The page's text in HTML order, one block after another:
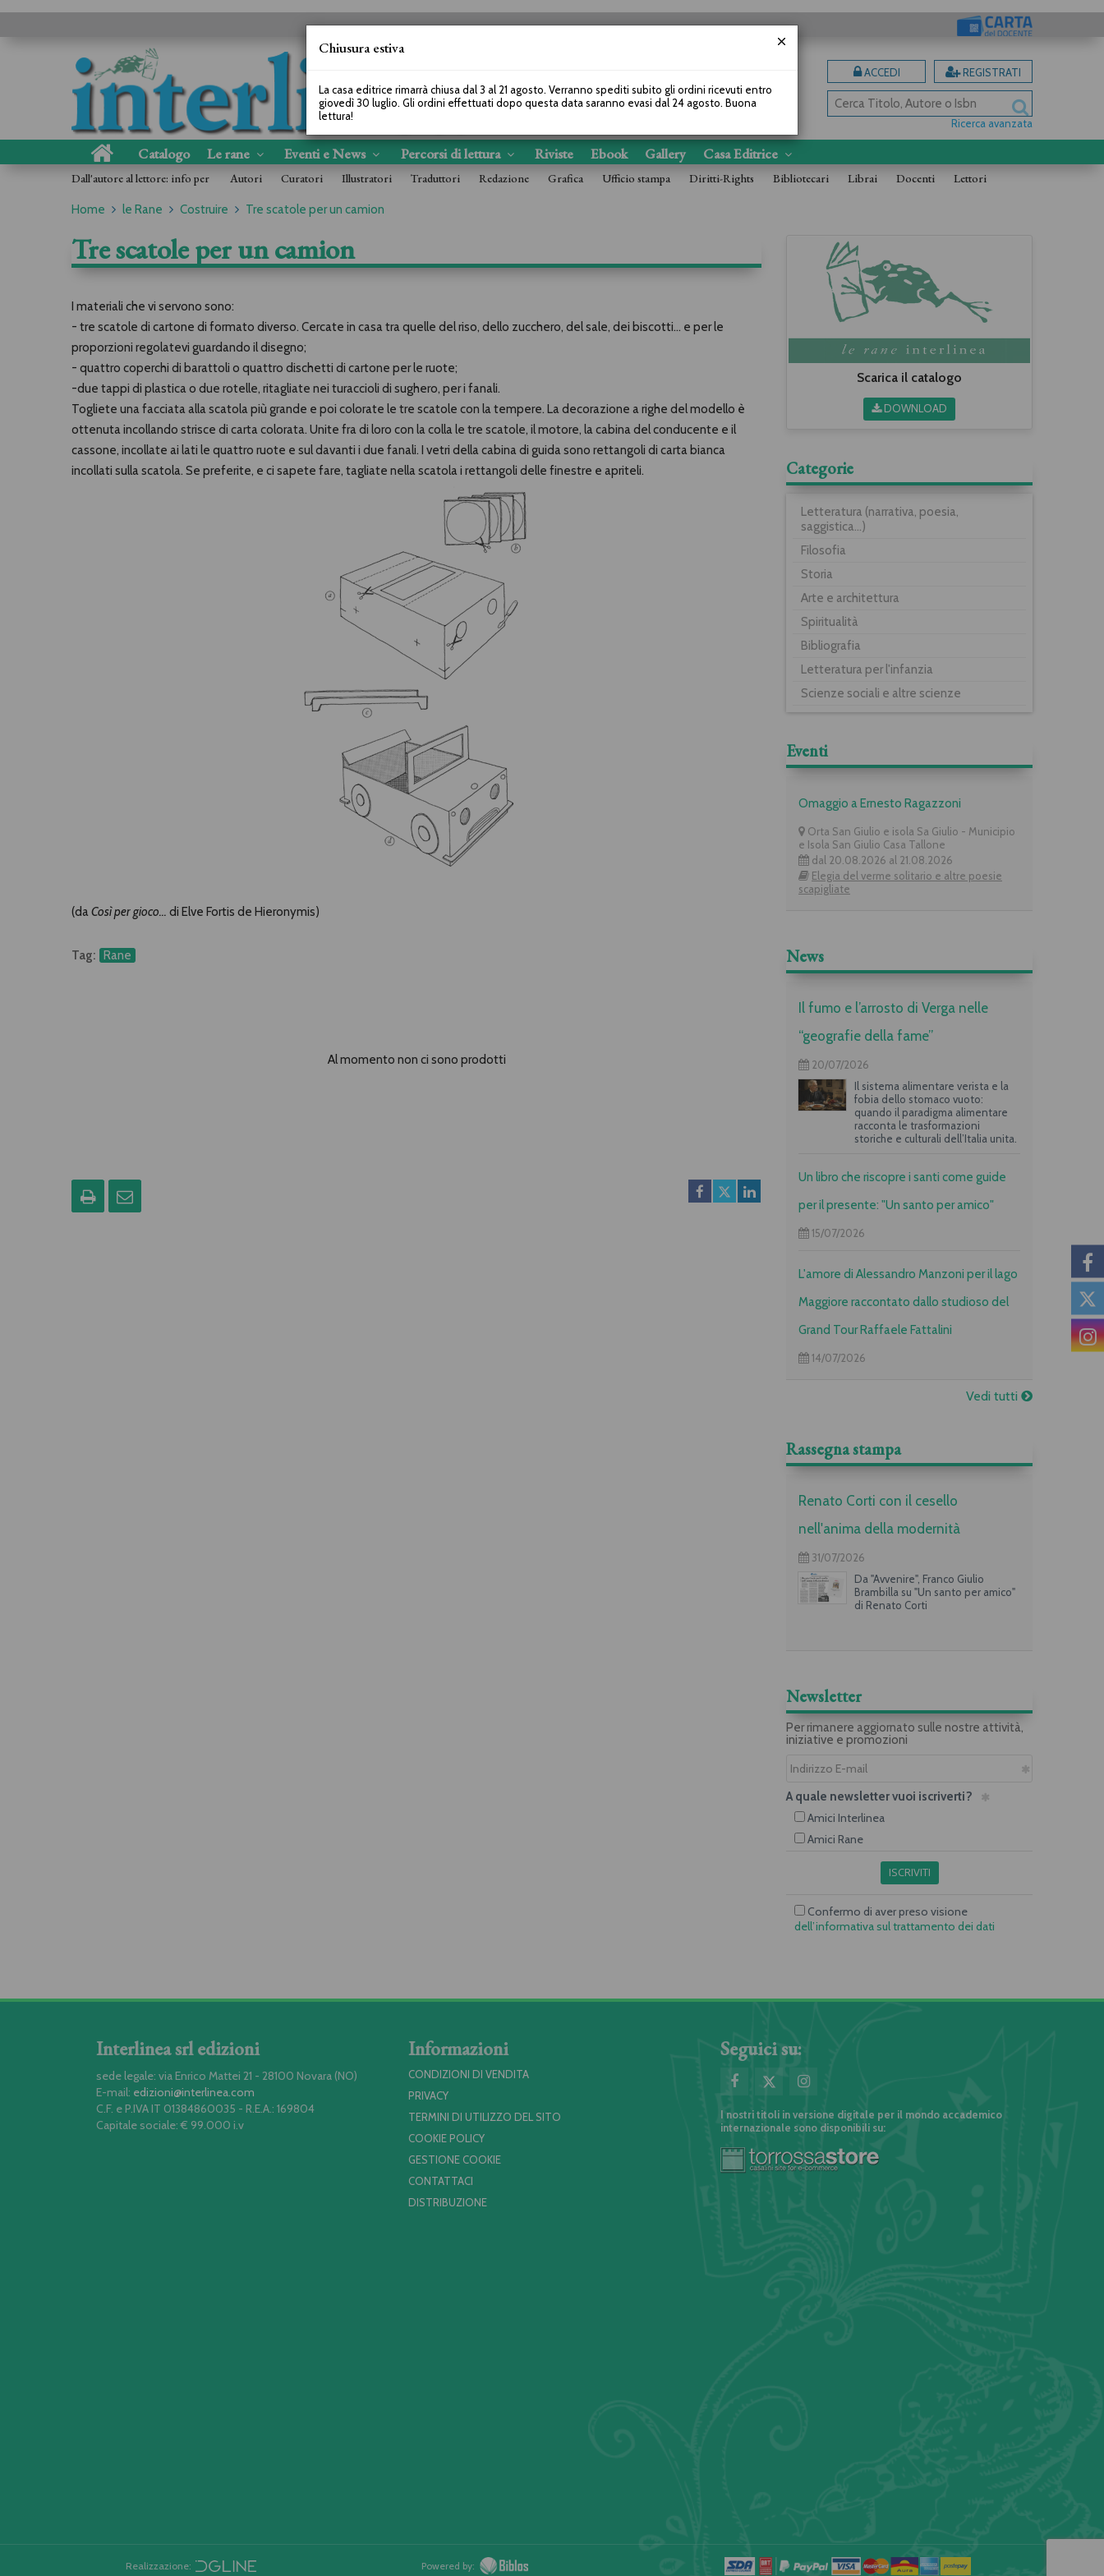
ACCEDI REGISTRATI
Ricerca avanzata
Catalogo Le rane Eventi e News Percorsi di lettura Riviste Ebook Gallery Casa Editrice
Dall'autore al lettore: info per Autori Curatori Illustratori Traduttori Redazione Grafica Ufficio stampa Diritti-Rights Bibliotecari Librai Docenti Lettori
Home le Rane Costruire Tre scatole per un camion
Tre scatole per un camion
I materiali che vi servono sono:
- tre scatole di cartone di formato diverso. Cercate in casa tra quelle del riso, dello zucchero, del sale, dei biscotti... e per le
proporzioni regolatevi guardando il disegno;
- quattro coperchi di barattoli o quattro dischetti di cartone per le ruote;
-due tappi di plastica o due rotelle, ritagliate nei turaccioli di sughero, per i fanali.
Togliete una facciata alla scatola più grande e poi colorate le tre scatole con la tempere. La decorazione a righe del modello è
ottenuta incollando strisce di carta colorata. Unite fra di loro con la colla le tre scatole, il motore, la cabina del conducente e il
cassone, incollate ai lati le quattro ruote e sul davanti i due fanali. I vetri della cabina di guida sono rettangoli di carta bianca
incollati sulla scatola. Se preferite, e ci sapete fare, tagliate nella scatola i rettangoli delle finestre e apriteli.
(daCosì per gioco... di Elve Fortis de Hieronymis)
Tag: Rane
Al momento non ci sono prodotti
Scarica il catalogo
DOWNLOAD
Categorie
Letteratura (narrativa, poesia,
saggistica...)
Filosofia
Storia
Arte e architettura
Spiritualità
Bibliografia
Letteratura per l'infanzia
Scienze sociali e altre scienze
Eventi
Omaggio a Ernesto Ragazzoni
Orta San Giulio e isola Sa Giulio - Municipio
e Isola San Giulio Casa Tallone
dal 20.08.2026 al 21.08.2026
Elegia del verme solitario e altre poesie
scapigliate
News
Il fumo e l’arrosto di Verga nelle
“geografie della fame”
20/07/2026
Il sistema alimentare verista e la
fobia dello stomaco vuoto:
quando il paradigma alimentare
racconta le trasformazioni
storiche e culturali dell’Italia unita.
Un libro che riscopre i santi come guide
per il presente: "Un santo per amico"
15/07/2026
L'amore di Alessandro Manzoni per il lago
Maggiore raccontato dallo studioso del
Grand Tour Raffaele Fattalini
14/07/2026
Vedi tutti
Rassegna stampa
Renato Corti con il cesello
nell'anima della modernità
31/07/2026
Da "Avvenire", Franco Giulio
Brambilla su "Un santo per amico"
di Renato Corti
Newsletter
Per rimanere aggiornato sulle nostre attività,
iniziative e promozioni
A quale newsletter vuoi iscriverti?
Amici Interlinea
Amici Rane
ISCRIVITI
Confermo di aver preso visione
dell’informativa sul trattamento dei dati
Interlinea srl edizioni
sede legale: via Enrico Mattei 21 - 28100 Novara (NO)
E-mail: edizioni@interlinea.com
C.F. e P.IVA IT 01384860035 - R.E.A.: 169804
Capitale sociale: € 99.000 i.v
Informazioni
CONDIZIONI DI VENDITA
PRIVACY
TERMINI DI UTILIZZO DEL SITO
COOKIE POLICY
GESTIONE COOKIE
CONTATTACI
DISTRIBUZIONE
Seguici su:
I nostri titoli in versione digitale per il mondo accademico
internazionale sono disponibili su:
Realizzazione: Powered by:
Chiusura estiva
La casa editrice rimarrà chiusa dal 3 al 21 agosto. Verranno spediti subito gli ordini ricevuti entro
giovedì 30 luglio. Gli ordini effettuati dopo questa data saranno evasi dal 24 agosto. Buona
lettura!